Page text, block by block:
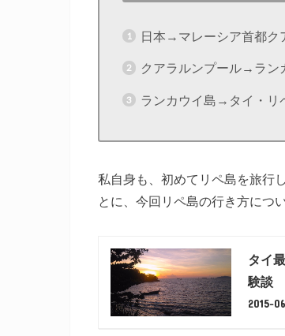
日本→マレーシア首都ク
クアラルンプール→ラン
ランカウイ島→タイ・リ
私自身も、初めてリペ島を旅行
とに、今回リペ島の行き方につ
タイ
験談
2015-